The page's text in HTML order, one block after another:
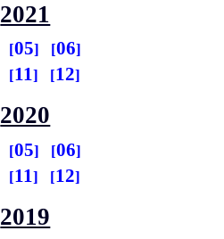
2021
05
06
11 12
2020
05
06
11 12
2019